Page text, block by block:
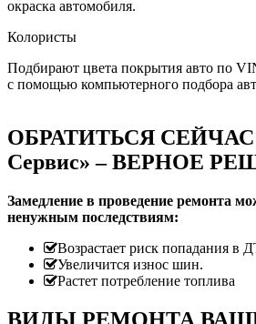
окраска автомобиля.
Колористы
Подбирают цвета покрытия авто по
с помощью компьютерного подбора
ОБРАТИТЬСЯ СЕЙЧАС
Сервис» – ВЕРНОЕ
Замедление в проведение ремонта
ненужным последствиям:
Возрастает риск попадания в
Увеличится износ шин.
Растет потребление топлива
ВИДЫ РЕМОНТА